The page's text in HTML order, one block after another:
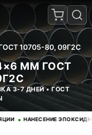
10705-80, 09Г2С
ММ ГОСТ
3-7 ДНЕЙ • ГОСТ
НАНЕСЕНИЕ ЭПОКСИДНОГО